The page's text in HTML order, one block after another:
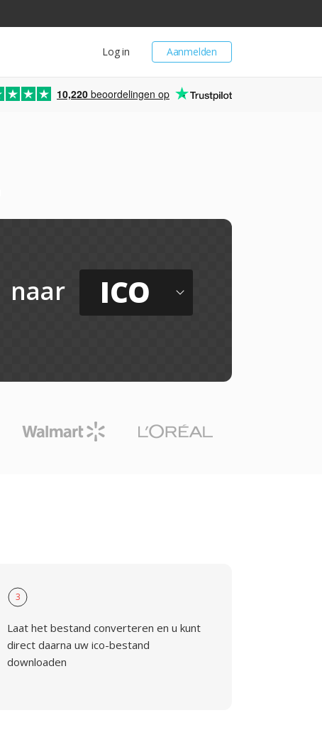
Aanmelden
Log in
10,220 beoordelingen op
naar ICO
3
Laat het bestand converteren en u kunt
direct daarna uw ico-bestand
downloaden